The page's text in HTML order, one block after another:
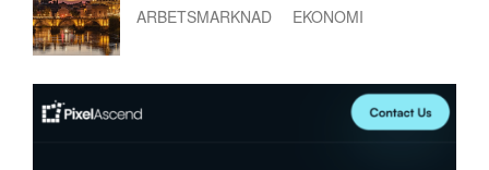
ARBETSMARKNAD EKONOMI